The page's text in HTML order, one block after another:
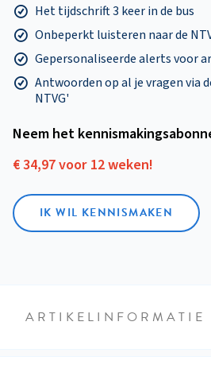
Het tijdschrift 3 keer in de bus
Onbeperkt luisteren naar de
Gepersonaliseerde alerts voor
Antwoorden op al je vragen via
NTVG'
Neem het
€ 34,97 voor 12 weken!
IK WIL KENNISMAKEN
ARTIKELINFORMATIE